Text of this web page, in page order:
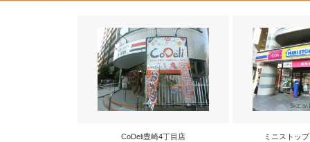
CoDeli豊崎4丁目店 ミニストッ